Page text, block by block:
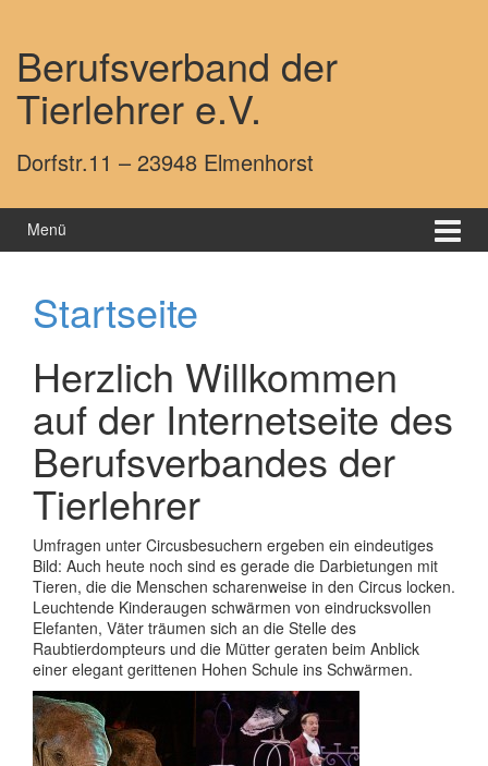
Berufsverband der
Tierlehrer e.V.
Dorfstr.11 – 23948 Elmenhorst
Menü
Startseite
Herzlich Willkommen
auf der Internetseite des
Berufsverbandes der
Tierlehrer
Umfragen unter Circusbesuchern ergeben ein eindeutiges
Bild: Auch heute noch sind es gerade die Darbietungen mit
Tieren, die die Menschen scharenweise in den Circus locken.
Leuchtende Kinderaugen schwärmen von eindrucksvollen
Elefanten, Väter träumen sich an die Stelle des
Raubtierdompteurs und die Mütter geraten beim Anblick
einer elegant gerittenen Hohen Schule ins Schwärmen.